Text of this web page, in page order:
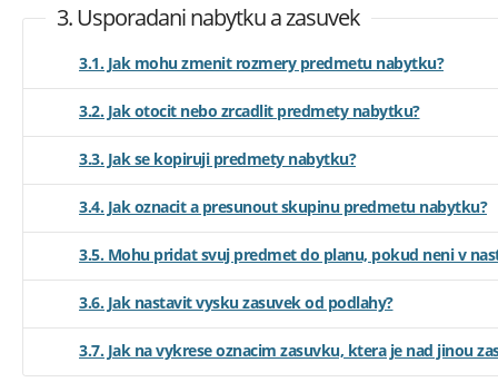
3. Usporadani nabytku a zasuvek
3.1. Jak mohu zmenit rozmery predmetu nabytku?
3.2. Jak otocit nebo zrcadlit predmety nabytku?
3.3. Jak se kopiruji predmety nabytku?
3.4. Jak oznacit a presunout skupinu predmetu nabytku?
3.5. Mohu pridat svuj predmet do planu, pokud neni v
3.6. Jak nastavit vysku zasuvek od podlahy?
3.7. Jak na vykrese oznacim zasuvku, ktera je nad jinou